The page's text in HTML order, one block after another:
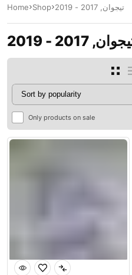
Home Shop تيجوان, 2017 - 2019
2017 - 2019
Only products on sale